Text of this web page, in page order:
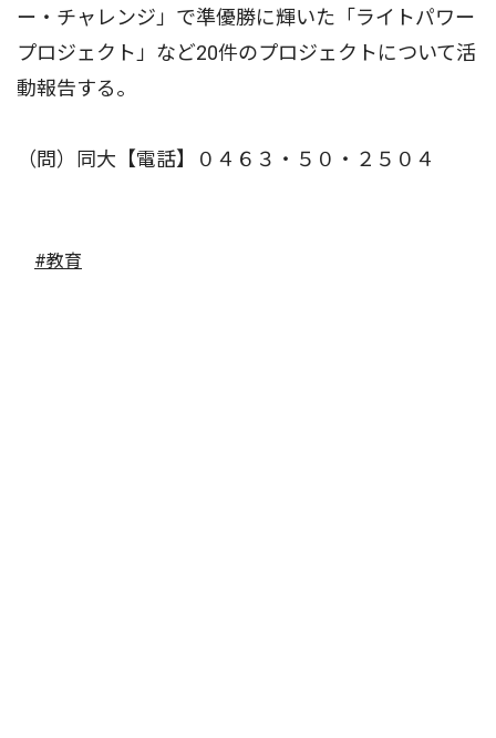
ー・チャレンジ」で準優勝に輝いた「ライトパワー
プロジェクト」など20件のプロジェクトについて活
動報告する。
（問）同大【電話】０４６３・５０・２５０４
#教育